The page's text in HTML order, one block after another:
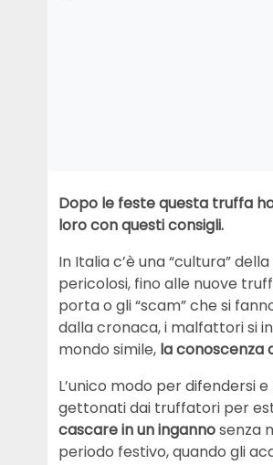
Dopo le feste questa truffa
loro con questi consigli.
In Italia c’è una “cultura”
pericolosi, fino alle nuove
porta o gli “scam” che si
dalla cronaca, i malfattori si
mondo simile, la conoscenza
L’unico modo per
gettonati dai truffatori per
cascare in un ingannosenza
periodo festivo, quando gli